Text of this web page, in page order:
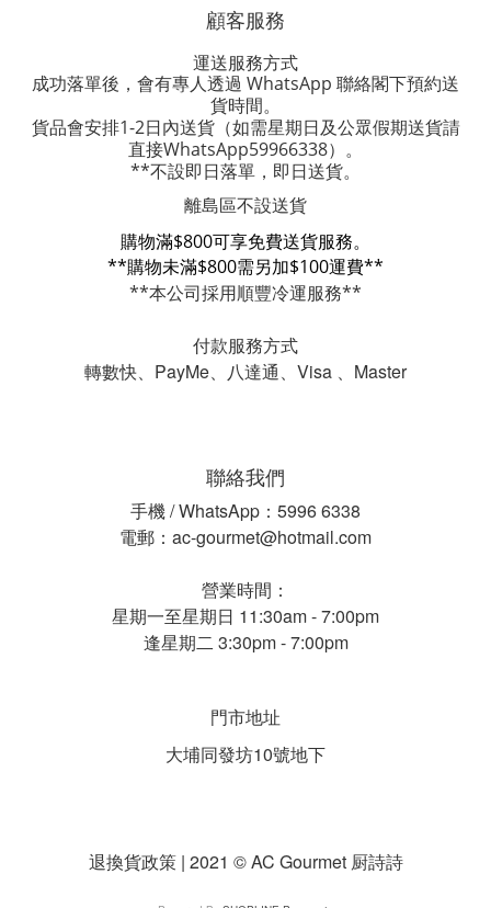
顧客服務
運送服務方式
成功落單後，會有專人透過 WhatsApp 聯絡閣下預約送
貨時間。
貨品會安排1-2日內送貨（如需星期日及公眾假期送貨請
直接WhatsApp59966338）。
**不設即日落單，即日送貨。
離島區不設送貨
購物滿$800可享免費送貨服務。
**購物未滿$800需另加$100運費**
**本公司採用順豐冷運服務**
付款服務方式
轉數快、PayMe、八達通、Visa 、Master
聯絡我們
手機 / WhatsApp：5996 6338
電郵：ac-gourmet@hotmail.com
營業時間：
星期一至星期日 11:30am - 7:00pm
逢星期二 3:30pm - 7:00pm
門市地址
大埔同發坊10號地下
退換貨政策 | 2021 © AC Gourmet 厨詩詩